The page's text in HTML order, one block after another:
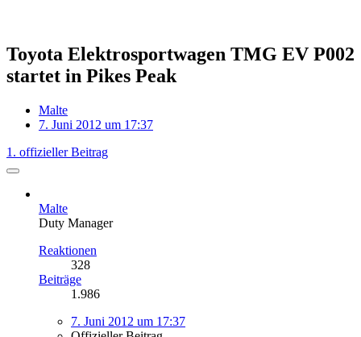
Toyota Elektrosportwagen TMG EV P002
startet in Pikes Peak
Malte
7. Juni 2012 um 17:37
1. offizieller Beitrag
Malte
Duty Manager
Reaktionen
328
Beiträge
1.986
7. Juni 2012 um 17:37